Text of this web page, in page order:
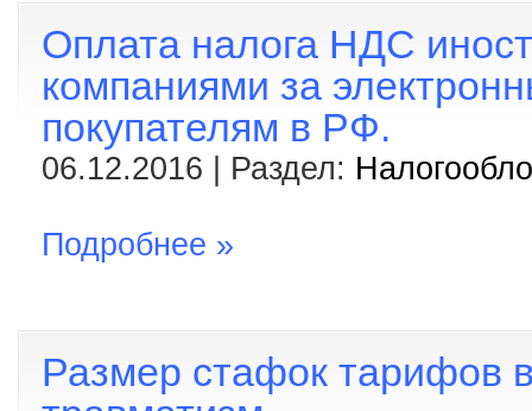
Оплата налога НДС
компаниями за
покупателям в РФ.
06.12.2016 | Раздел:
Подробнее »
Размер стафок тарифов